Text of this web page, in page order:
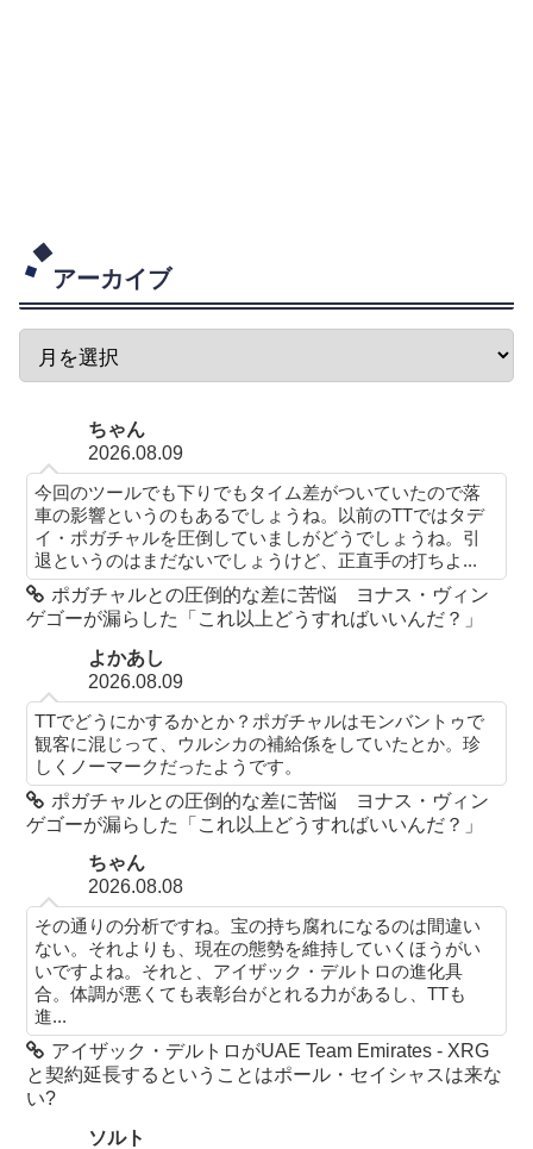
アーカイブ
ちゃん
2026.08.09
今回のツールでも下りでもタイム差がついていたので落
車の影響というのもあるでしょうね。以前のTTではタデ
イ・ポガチャルを圧倒していましがどうでしょうね。引
退というのはまだないでしょうけど、正直手の打ちよ...
ポガチャルとの圧倒的な差に苦悩 ヨナス・ヴィン
ゲゴーが漏らした「これ以上どうすればいいんだ？」
よかあし
2026.08.09
TTでどうにかするかとか？ポガチャルはモンバントゥで
観客に混じって、ウルシカの補給係をしていたとか。珍
しくノーマークだったようです。
ポガチャルとの圧倒的な差に苦悩 ヨナス・ヴィン
ゲゴーが漏らした「これ以上どうすればいいんだ？」
ちゃん
2026.08.08
その通りの分析ですね。宝の持ち腐れになるのは間違い
ない。それよりも、現在の態勢を維持していくほうがい
いですよね。それと、アイザック・デルトロの進化具
合。体調が悪くても表彰台がとれる力があるし、TTも
進...
アイザック・デルトロがUAE Team Emirates - XRG
と契約延長するということはポール・セイシャスは来な
い?
ソルト